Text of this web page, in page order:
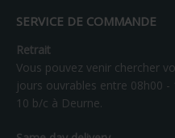
SERVICE DE COMMANDE
Retrait
Vous pouvez venir chercher
jours ouvrables entre 08h00
10 b/c à Deurne.